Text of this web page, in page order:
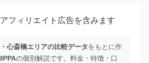
フィリエイト広告を含みます
心斎橋エリアの比較データをもとに作
の個別解説です。料金・特徴・口